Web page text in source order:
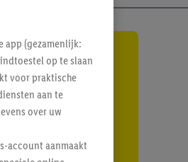
app (gezamenlijk:
op te slaan
voor praktische
aan te
over uw
account aanmaakt